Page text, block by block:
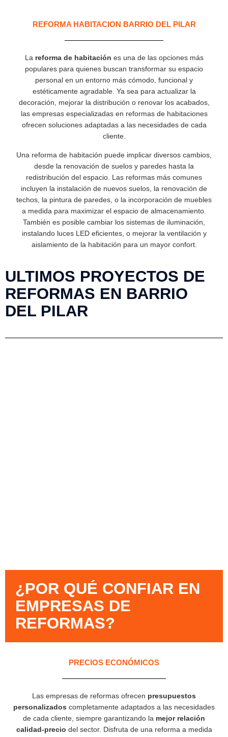
REFORMA HABITACION BARRIO DEL PILAR
La reforma de habitación es una de las opciones más
populares para quienes buscan transformar su espacio
personal en un entorno más cómodo, funcional y
estéticamente agradable. Ya sea para actualizar la
decoración, mejorar la distribución o renovar los acabados,
las empresas especializadas en reformas de habitaciones
ofrecen soluciones adaptadas a las necesidades de cada
cliente.
Una reforma de habitación puede implicar diversos cambios,
desde la renovación de suelos y paredes hasta la
redistribución del espacio. Las reformas más comunes
incluyen la instalación de nuevos suelos, la renovación de
techos, la pintura de paredes, o la incorporación de muebles
a medida para maximizar el espacio de almacenamiento.
También es posible cambiar los sistemas de iluminación,
instalando luces LED eficientes, o mejorar la ventilación y
aislamiento de la habitación para un mayor confort.
ULTIMOS PROYECTOS DE
REFORMAS EN BARRIO
DEL PILAR
¿POR QUÉ CONFIAR EN
EMPRESAS DE
REFORMAS?​
PRECIOS ECONÓMICOS
Las empresas de reformas ofrecen presupuestos
personalizados completamente adaptados a las necesidades
de cada cliente, siempre garantizando la mejor relación
calidad-precio del sector. Disfruta de una reforma a medida